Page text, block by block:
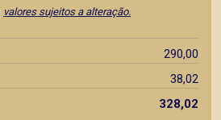
valores sujeitos a alteração.
290,00
38,02
328,02